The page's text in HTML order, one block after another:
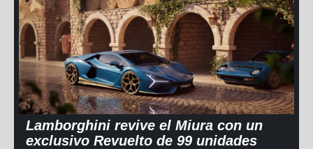
Lamborghini revive el Miura con un
exclusivo Revuelto de 99 unidades